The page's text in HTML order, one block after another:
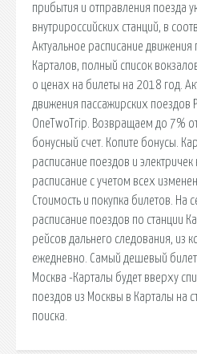
прибытия и отправления поезда
внутрироссийских станций, в
Актуальное расписание
Карталов, полный список
о ценах на билеты на 2018 год.
движения пассажирских поездов
OneTwoTrip. Возвращаем до 7%
бонусный счет. Копите бонусы.
расписание поездов и
расписание с учетом всех
Стоимость и покупка билетов. На
расписание поездов по станции
рейсов дальнего следования, из
ежедневно. Самый дешевый
Москва -Карталы будет вверху
поездов из Москвы в Карталы на
поиска.